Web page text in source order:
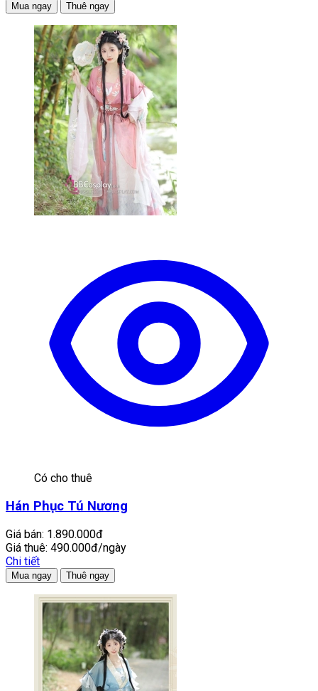
Mua ngay Thuê ngay
Có cho thuê
Hán Phục Tú Nương
Giá bán: 1.890.000đ
Giá thuê: 490.000đ/ngày
Chi tiết
Mua ngay Thuê ngay